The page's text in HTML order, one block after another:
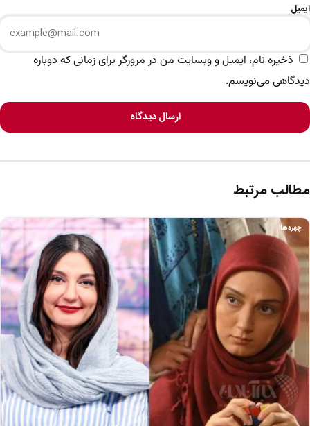
ایمیل
ذخیره نام، ایمیل و وبسایت من در مرورگر برای زمانی که دوباره
دیدگاهی می‌نویسم.
ارسال دیدگاه
مطالب مرتبط
چهره‌ها